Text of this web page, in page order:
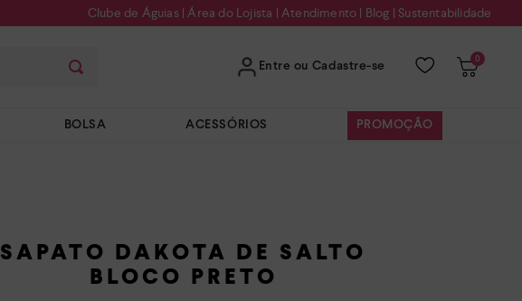
Clube de Águias|Área do Lojista | Atendimento | Blog | Sustentabilidade
Entre ou Cadastre-se
0
BOLSA ACESSÓRIOS PROMOÇÃO
SAPATO DAKOTA DE SALTO
BLOCO PRETO